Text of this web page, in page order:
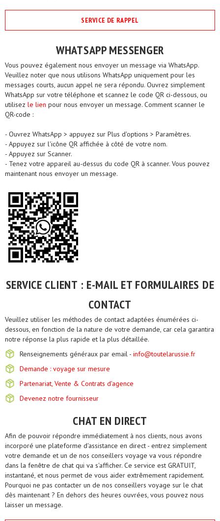
SERVICE DE RAPPEL
WHATSAPP MESSENGER
Vous pouvez également nous envoyer un message via WhatsApp.
Veuillez noter que nous utilisons WhatsApp uniquement pour les
messages courts, aucun appel ne sera répondu. Ouvrez simplement
WhatsApp sur votre téléphone et scannez le code QR ci-dessous, ou
utilisez le lien pour nous envoyer un message. Comment scanner le
QR-code :
- Ouvrez WhatsApp > appuyez sur Plus d'options > Paramètres.
- Appuyez sur l'icône QR affichée à côté de votre nom.
- Appuyez sur Scanner.
- Tenez votre appareil au-dessus du code QR à scanner. Vous pouvez
maintenant nous envoyer un message.
SERVICE CLIENT : E-MAIL ET FORMULAIRES DE
CONTACT
Veuillez utiliser les méthodes de contact adaptées énumérées ci-
dessous, en fonction de la nature de votre demande, car cela garantira
notre réponse la plus rapide et la plus détaillée.
Renseignements généraux par email - info@toutelarussie.fr
Demande : voyage sur mesure
Partenariat, Vente & Contrats d'agence
Devenez notre fournisseur
CHAT EN DIRECT
Afin de pouvoir répondre immédiatement à nos clients, nous avons
incorporé une plateforme d'assistance en direct - entrez simplement
votre demande et un de nos conseillers voyage va vous répondre
dans la fenêtre de chat qui va s'afficher. Ce service est GRATUIT,
instantané, et nous permet de vous aider extrêmement rapidement.
Pourquoi ne pas contacter un de nos conseillers voyage sur le chat
dès maintenant ? En dehors des heures ouvrées, vous pouvez nous
laisser un message.